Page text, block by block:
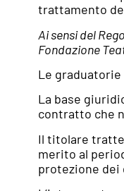
trattamento
Ai sensi del
Fondazione
Le
La base
contratto che
Il titolare
merito al
protezione dei